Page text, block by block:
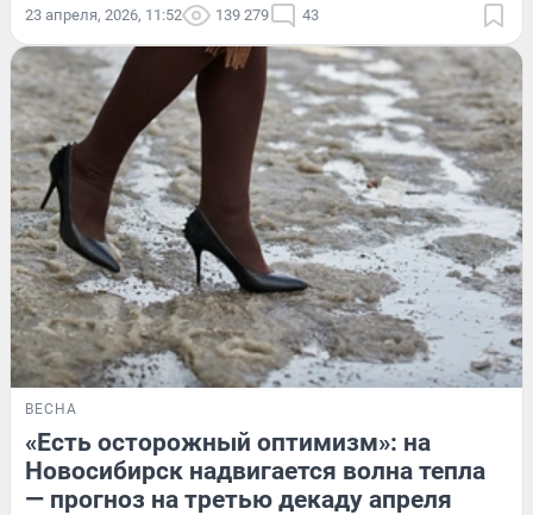
23 апреля, 2026, 11:52 139 279 43
ВЕСНА
«Есть осторожный оптимизм»: на
Новосибирск надвигается волна тепла
— прогноз на третью декаду апреля